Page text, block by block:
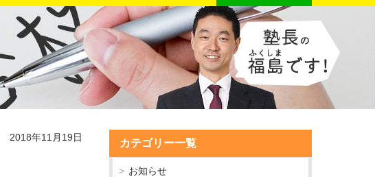
2018年11月19日 カテゴリー一覧
お知らせ